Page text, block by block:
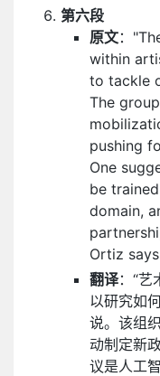
第六段
原文：
within
to tackle
The
pushing
One
be
domain,
Ortiz
翻译：“艺
以研究如
说。该组
动制定新
议是人工